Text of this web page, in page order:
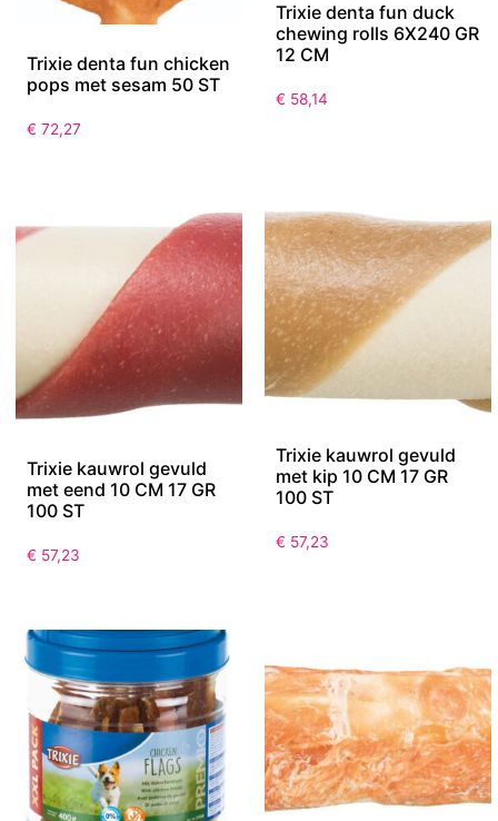
Trixie denta fun chicken
pops met sesam 50 ST
€ 72,27
Trixie denta fun duck
chewing rolls 6X240 GR
12 CM
€ 58,14
Trixie kauwrol gevuld
met eend 10 CM 17 GR
100 ST
€ 57,23
Trixie kauwrol gevuld
met kip 10 CM 17 GR
100 ST
€ 57,23